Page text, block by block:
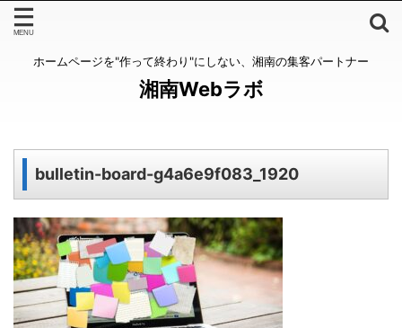
ホームページを"作って終わり"にしない、湘南の集客パートナー
湘南Webラボ
bulletin-board-g4a6e9f083_1920